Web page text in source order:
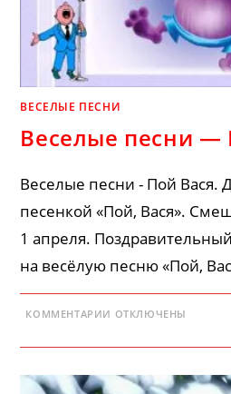
ВЕСЕЛЫЕ ПЕСНИ
Веселые песни —
Веселые песни - Пой Вася.
песенкой «Пой, Вася».
1 апреля.
на весёлую песню «Пой,
КОММЕНТАРИИ К
ПЕСНИ
ПОЙ
ВАСЯ
ОТКЛЮЧЕНЫ